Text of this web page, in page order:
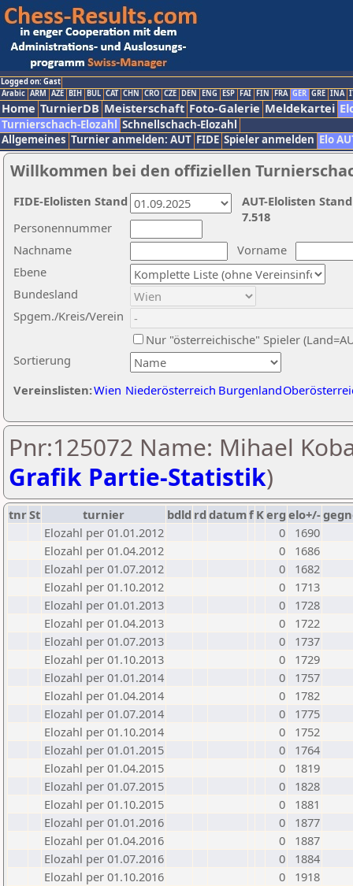
Logged on: Gast
Arabic ARM AZE BIH BUL CAT CHN CRO CZE DEN ENG ESP FAI FIN FRA GER GRE INA
Home TurnierDB Meisterschaft Foto-Galerie Meldekartei
Turnierschach-Elozahl Schnellschach-Elozahl
Allgemeines Turnier anmelden: AUT FIDE Spieler anmelden Elo
Willkommen bei den offiziellen
Nachname
Vorname
Ebene
Sortierung
Personennummer
Bundesland
Spgem./Kreis/Verein
Nur "österreichische" Spieler
Vereinslisten:Wien Niederösterreich Burgenland
AUT-Elolisten
7.518
FIDE-Elolisten Stand
Pnr:125072 Name: Mihael
Grafik Partie-Statistik)
tnrSt turnier bdld rd datumf Kerg elo+/-
Elozahl per 01.01.2012
0
1690
Elozahl per 01.04.2012
0
1686
Elozahl per 01.07.2012
0
1682
Elozahl per 01.10.2012
0
1713
Elozahl per 01.01.2013
0
1728
Elozahl per 01.04.2013
0
1722
Elozahl per 01.07.2013
0
1737
Elozahl per 01.10.2013
0
1729
Elozahl per 01.01.2014
0
1757
Elozahl per 01.04.2014
0
1782
Elozahl per 01.07.2014
0
1775
Elozahl per 01.10.2014
0
1752
Elozahl per 01.01.2015
0
1764
Elozahl per 01.04.2015
0
1819
Elozahl per 01.07.2015
0
1828
Elozahl per 01.10.2015
0
1881
Elozahl per 01.01.2016
0
1877
Elozahl per 01.04.2016
0
1887
Elozahl per 01.07.2016
0
1884
Elozahl per 01.10.2016
0
1918